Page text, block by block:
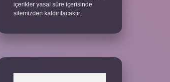
içerikler yasal süre içerisinde
sitemizden kaldırılacaktır.